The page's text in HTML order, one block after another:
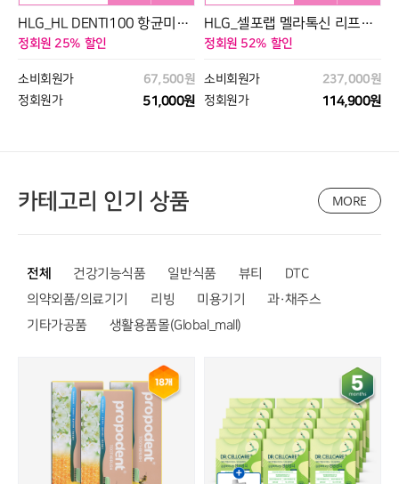
HLG_HL DENTI100 항균미세
모6개입*3세트(18개입)
정회원 25% 할인
소비회원가 67,500원
정회원가 51,000원
HLG_셀포랩 멜라톡신 리프팅
앰플 30ml*3병
정회원 52% 할인
소비회원가 237,000원
정회원가 114,900원
카테고리 인기 상품 MORE
전체 건강기능식품 일반식품 뷰티
DTC
의약외품/의료기기
리빙 미용기기
과·채주스
기타가공품
생활용품몰(Global_mall)